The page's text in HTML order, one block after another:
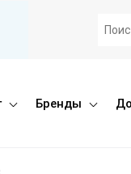
Бренды